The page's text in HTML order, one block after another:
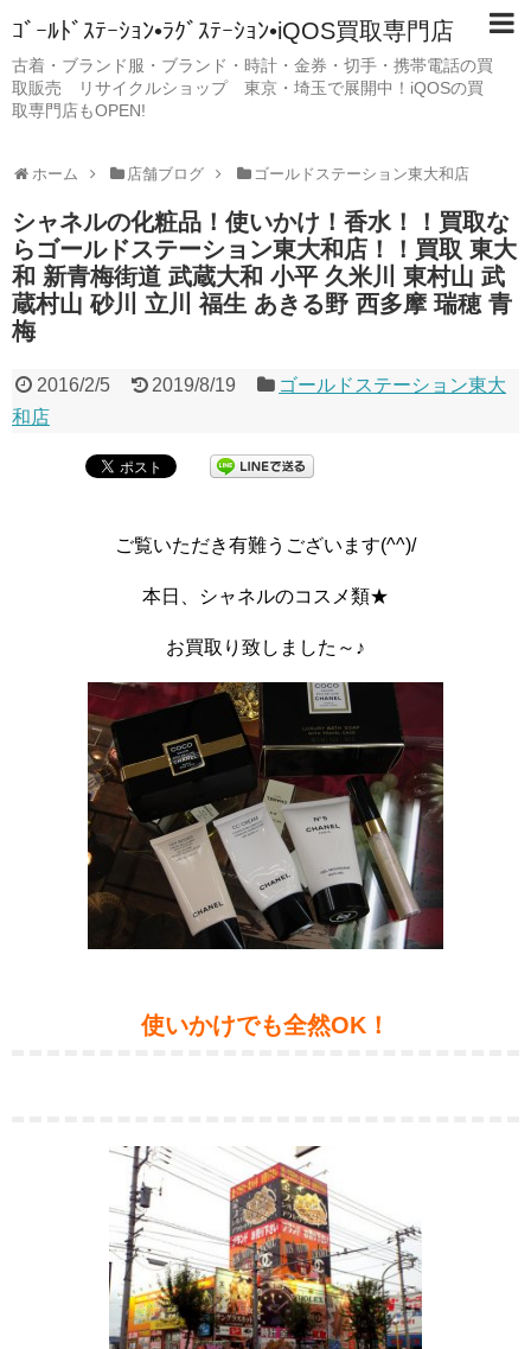
ｺﾞｰﾙﾄﾞｽﾃｰｼｮﾝ•ﾗｸﾞｽﾃｰｼｮﾝ•iQOS買取専門店
古着・ブランド服・ブランド・時計・金券・切手・携帯電話の買
取販売 リサイクルショップ 東京・埼玉で展開中！iQOSの買
取専門店もOPEN!
ホーム 店舗ブログ ゴールドステーション東大和店
シャネルの化粧品！使いかけ！香水！！買取な
らゴールドステーション東大和店！！買取 東大
和 新青梅街道 武蔵大和 小平 久米川 東村山 武
蔵村山 砂川 立川 福生 あきる野 西多摩 瑞穂 青
梅
2016/2/5 2019/8/19
ゴールドステーション東大
和店
ご覧いただき有難うございます(^^)/
本日、シャネルのコスメ類★
お買取り致しました～♪
使いかけでも全然OK！